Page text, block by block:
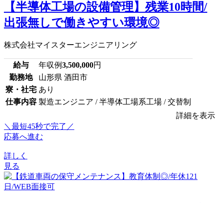
【半導体工場の設備管理】残業10時間/
出張無しで働きやすい環境◎
株式会社マイスターエンジニアリング
給与 年収例3,500,000円
勤務地
山形県 酒田市
寮・社宅 あり
仕事内容 製造エンジニア / 半導体工場系工場 / 交替制
詳細を表示
＼最短45秒で完了／
応募へ進む
詳しく
見る